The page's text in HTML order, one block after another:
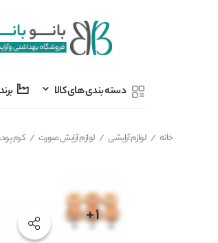
دسته بندی های کالا
خانه / لوازم آرایشی / لوازم آرایش صورت / کرم